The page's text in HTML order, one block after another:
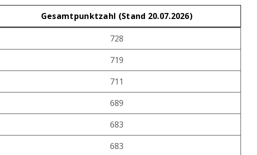
Gesamtpunktzahl (Stand 20.07.2026)
728
719
711
689
683
683